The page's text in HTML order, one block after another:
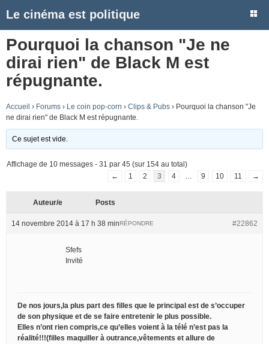
Le cinéma est politique
Pourquoi la chanson "Je ne
dirai rien" de Black M est
répugnante.
Accueil › Forums › Le coin pop-corn › Clips & Pubs › Pourquoi la chanson "Je
ne dirai rien" de Black M est répugnante.
Ce sujet est vide.
Affichage de 10 messages - 31 par 45 (sur 154 au total)
←
1 2 3 4 9 10 11 →
Auteur/e Posts
14 novembre 2014 à 17 h 38 min #22862
RÉPONDRE
Sfefs
Invité
De nos jours,la plus part des filles que le principal est de s’occuper
de son physique et de se faire entretenir le plus possible.
Elles n’ont rien compris,ce qu’elles voient à la télé n’est pas la
réalité!!!(filles maquiller à outrance,vêtements et allure de